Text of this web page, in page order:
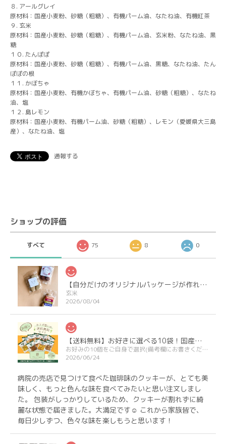
８. アールグレイ
原材料：国産小麦粉、砂糖（粗糖）、有機パーム油、なたね油、有機紅茶
９. 玄米
原材料：国産小麦粉、砂糖（粗糖）、有機パーム油、玄米粉、なたね油、黒
糖
１０. たんぽぽ
原材料：国産小麦粉、砂糖（粗糖）、有機パーム油、黒糖、なたね油、たん
ぽぽの根
１１. かぼちゃ
原材料：国産小麦粉、有機かぼちゃ、有機パーム油、砂糖（粗糖）、なたね
油、塩
１２. 島レモン
原材料：国産小麦粉、有機パーム油、砂糖（粗糖）、レモン（愛媛県大三島
産）、なたね油、塩
通報する
ショップの評価
すべて 75 8 0
【自分だけのオリジナルパッケージが作れる】プチギフト＆ノベルティクッキー
玄米
2026/08/04
【送料無料】お好きに選べる10袋！国産小麦のナチュラルクッキー
お好みの10個をご自身で選択(備考欄にお書きください)
2026/06/24
病院の売店で見つけて食べた珈琲味のクッキーが、とても美
味しく、もっと色んな味を食べてみたいと思い注文しまし
た。 包装がしっかりしているため、クッキーが割れずに綺
麗な状態で届きました。大満足です☺ これから家族皆で、
毎日少しずつ、色々な味を楽しもうと思います！